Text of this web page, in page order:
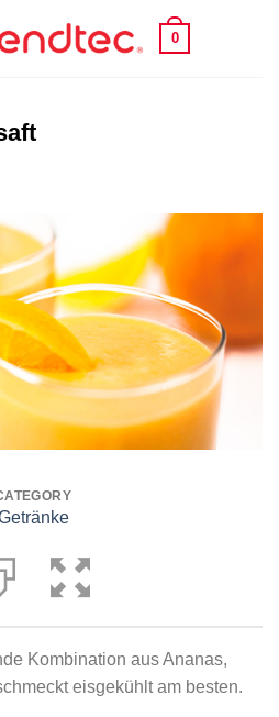
0
Kombination aus Ananas,
eisgekühlt am besten.